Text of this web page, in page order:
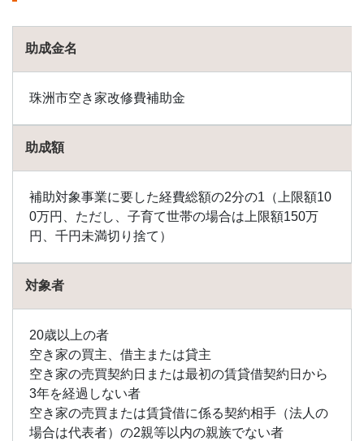
助成金名
珠洲市空き家改修費補助金
助成額
補助対象事業に要した経費総額の2分の1（上限額10
0万円、ただし、子育て世帯の場合は上限額150万
円、千円未満切り捨て）
対象者
20歳以上の者
空き家の買主、借主または貸主
空き家の売買契約日または最初の賃貸借契約日から
3年を経過しない者
空き家の売買または賃貸借に係る契約相手（法人の
場合は代表者）の2親等以内の親族でない者